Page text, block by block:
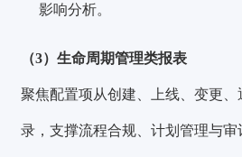
影响分析。
（3）生命周期管理类报表
聚焦配置项从创建、上线、变更
录，支撑流程合规、计划管理与审